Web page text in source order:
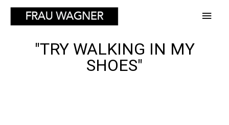
"TRY WALKING IN MY
SHOES"